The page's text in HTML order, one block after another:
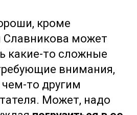
кроме
Славникова может
какие-то сложные
внимания,
чем-то другим
Может, надо